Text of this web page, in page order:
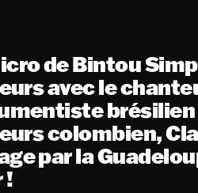
de Bintou
avec le
brésilien
colombien,
par la
!